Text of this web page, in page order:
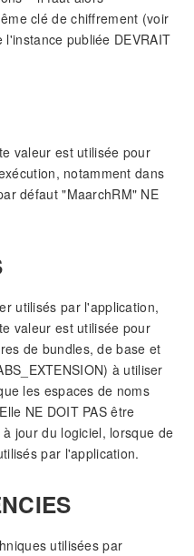
clé de chiffrement (voir
l'instance publiée DEVRAIT
valeur est utilisée pour
notamment dans
défaut "MaarchRM" NE
utilisés par l'application,
valeur est utilisée pour
de bundles, de base et
à utiliser
les espaces de noms
NE DOIT PAS être
jour du logiciel, lorsque de
par l'application.
utilisées par